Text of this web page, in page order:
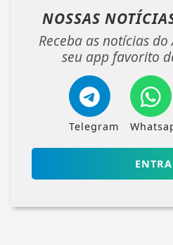
NOSSAS
Receba as notícias
seu app favorito
Telegram